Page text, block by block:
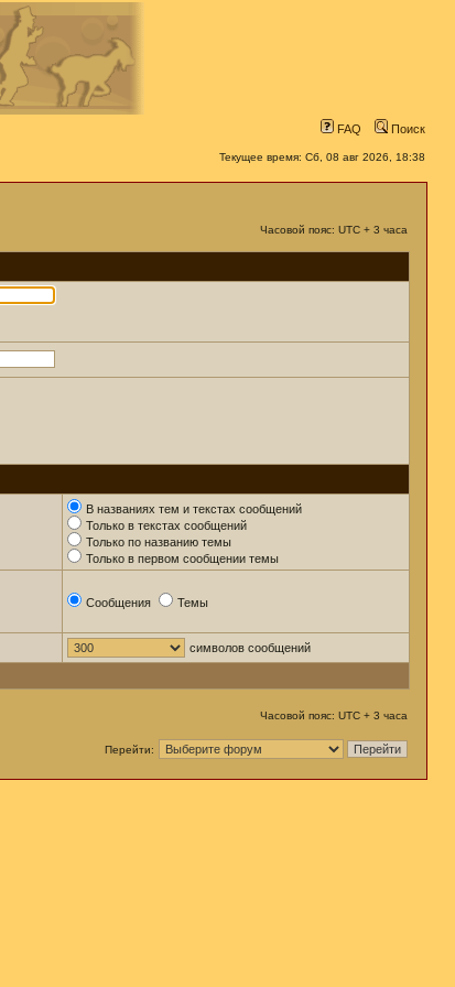
FAQ Поиск
Текущее время: Сб, 08 авг 2026, 18:38
Часовой пояс: UTC + 3 часа
В названиях тем и текстах сообщений
Только в текстах сообщений
Только по названию темы
Только в первом сообщении темы
Сообщения Темы
символов сообщений
Часовой пояс: UTC + 3 часа
Перейти: